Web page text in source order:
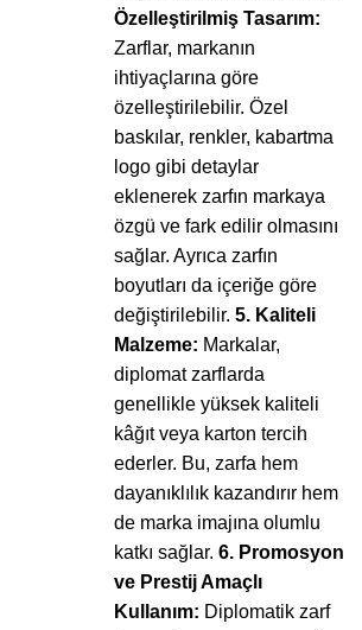
Özelleştirilmiş Tasarım:
Zarflar, markanın
ihtiyaçlarına göre
özelleştirilebilir. Özel
baskılar, renkler, kabartma
logo gibi detaylar
eklenerek zarfın markaya
özgü ve fark edilir olmasını
sağlar. Ayrıca zarfın
boyutları da içeriğe göre
değiştirilebilir. 5. Kaliteli
Malzeme: Markalar,
diplomat zarflarda
genellikle yüksek kaliteli
kâğıt veya karton tercih
ederler. Bu, zarfa hem
dayanıklılık kazandırır hem
de marka imajına olumlu
katkı sağlar. 6. Promosyon
ve Prestij Amaçlı
Kullanım: Diplomatik zarf